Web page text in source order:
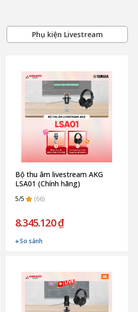
Phụ kiện Livestream
Bộ thu âm livestream AKG
LSA01 (Chính hãng)
5/5 (66)
8.345.120 ₫
So sánh